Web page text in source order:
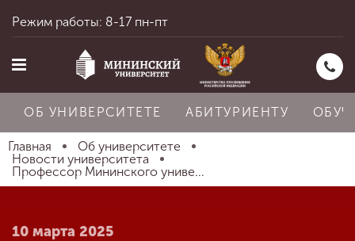
Главная
Режим работы: 8-17 пн-пт
ОБ УНИВЕРСИТЕТЕ АБИТУРИЕНТУ
Главная
Об университете
Новости университета
Профессор Мининского униве...
10 марта 2025